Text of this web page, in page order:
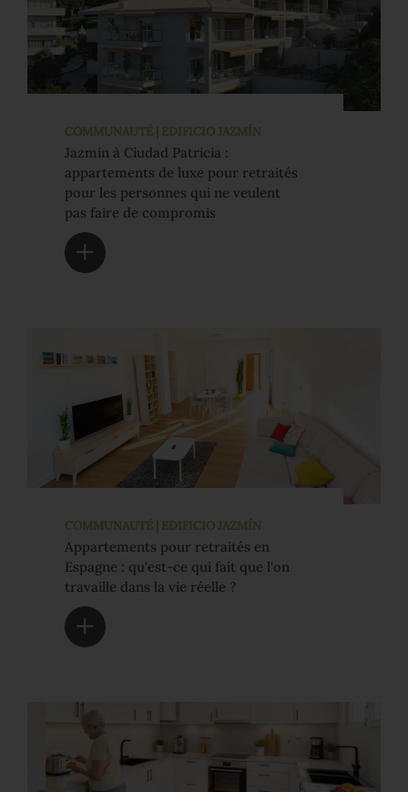
COMMUNAUTÉ | EDIFICIO JAZMÍN
Jazmín à Ciudad Patricia :
appartements de luxe pour retraités
pour les personnes qui ne veulent
pas faire de compromis
COMMUNAUTÉ | EDIFICIO JAZMÍN
Appartements pour retraités en
Espagne : qu'est-ce qui fait que l'on
travaille dans la vie réelle ?